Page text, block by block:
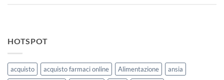
HOTSPOT
acquisto acquisto farmaci online Alimentazione
ansia